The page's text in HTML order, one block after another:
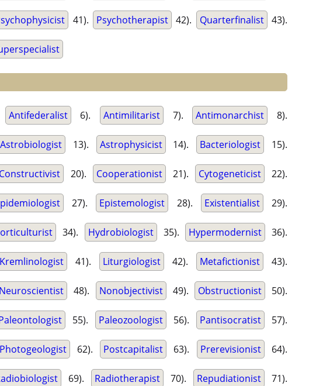
41). Psychotherapist 42). Quarterfinalist 43).
Antifederalist 6). Antimilitarist 7). Antimonarchist 8).
Astrobiologist 13). Astrophysicist 14). Bacteriologist 15).
Constructivist 20). Cooperationist 21). Cytogeneticist 22).
27). Epistemologist 28). Existentialist 29).
34). Hydrobiologist 35). Hypermodernist 36).
Kremlinologist 41). Liturgiologist 42). Metafictionist 43).
Neuroscientist 48). Nonobjectivist 49). Obstructionist 50).
55). Paleozoologist 56). Pantisocratist 57).
Photogeologist 62). Postcapitalist 63). Prerevisionist 64).
69). Radiotherapist 70). Repudiationist 71).